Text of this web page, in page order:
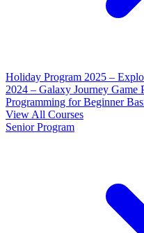
Holiday Program 2025 –
2024 – Galaxy Journey Game
Programming for Beginner
View All Courses
Senior Program